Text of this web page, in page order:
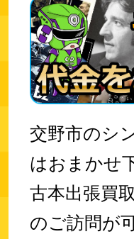
交野市のシ
はおまかせ
古本出張買
のご訪問が